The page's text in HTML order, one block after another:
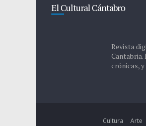
El Cultural Cántabro
Revista
crónicas,
Cultura Arte